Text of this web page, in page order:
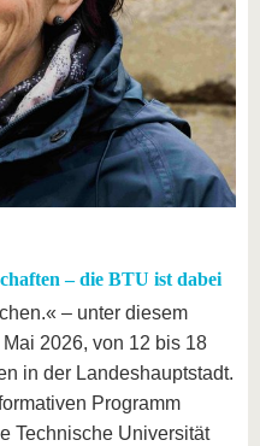
– die BTU ist dabei
– unter diesem
2026, von 12 bis 18
in der Landeshauptstadt.
Programm
Technische Universität